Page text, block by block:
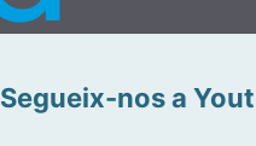
Segueix-nos a